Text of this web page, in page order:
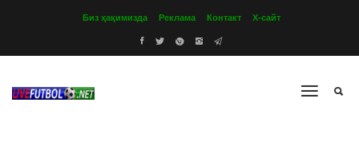
Биз ҳақимизда Реклама Контакт Х-сайт